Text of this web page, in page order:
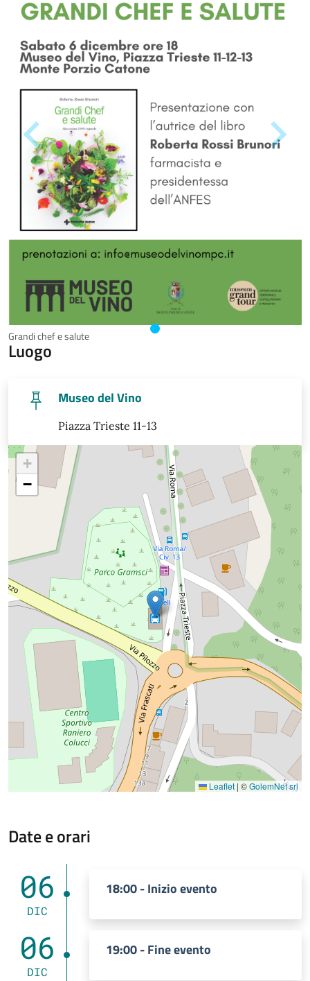
Grandi chef e salute
Luogo
Museo del Vino
Piazza Trieste 11-13
+
−
Leaflet | ©GolemNet srl
Date e orari
06
DIC
18:00 - Inizio evento
06
DIC
19:00 - Fine evento